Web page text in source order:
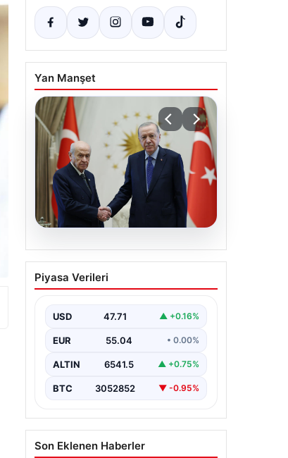
Yan Manşet
Cumhurbaşkanı
Erdoğan, Devlet Bahçeli
Piyasa Verileri
USD 47.71 ▲ +0.16%
EUR 55.04 • 0.00%
ALTIN 6541.5 ▲ +0.75%
BTC 3052852 ▼ -0.95%
Son Eklenen Haberler